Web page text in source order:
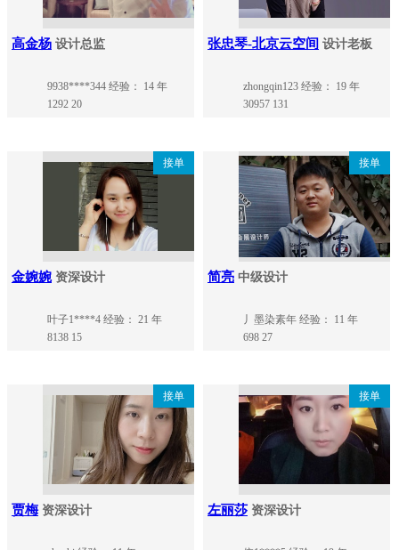
高金杨 设计总监
9938****344 经验： 14 年
1292 20
张忠琴-北京云空间 设计老板
zhongqin123 经验： 19 年
30957 131
接单
金婉婉 资深设计
叶子1****4 经验： 21 年
8138 15
接单
简亮 中级设计
丿墨染素年 经验： 11 年
698 27
接单
贾梅 资深设计
接单
左丽莎 资深设计